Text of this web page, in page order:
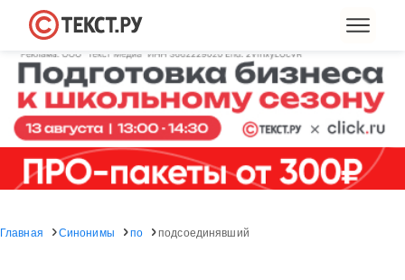
Главная Синонимы по подсоединявший